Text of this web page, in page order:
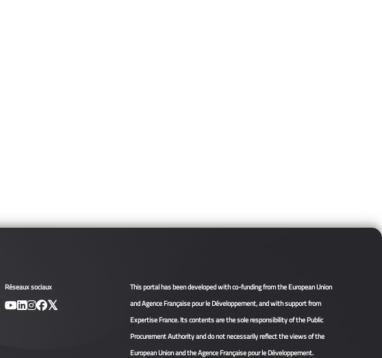
Réseaux sociaux
This portal has been developed with co-funding from the European Union
and Agence Française pour le Développement, and with support from
Expertise France. Its contents are the sole responsibility of the Public
Procurement Authority and do not necessarily reflect the views of the
European Union and the Agence Française pour le Développement.